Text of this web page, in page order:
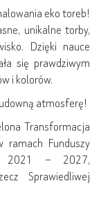
eko toreb!
unikalne torby,
Dzięki nauce
się prawdziwym
i kolorów.
atmosferę!
Transformacja
ramach Funduszy
2021 – 2027,
Sprawiedliwej